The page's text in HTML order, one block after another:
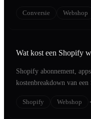
Conversie Webshop
Wat kost een Shopify
Shopify abonnement,
kostenbreakdown van
Shopify
Webshop